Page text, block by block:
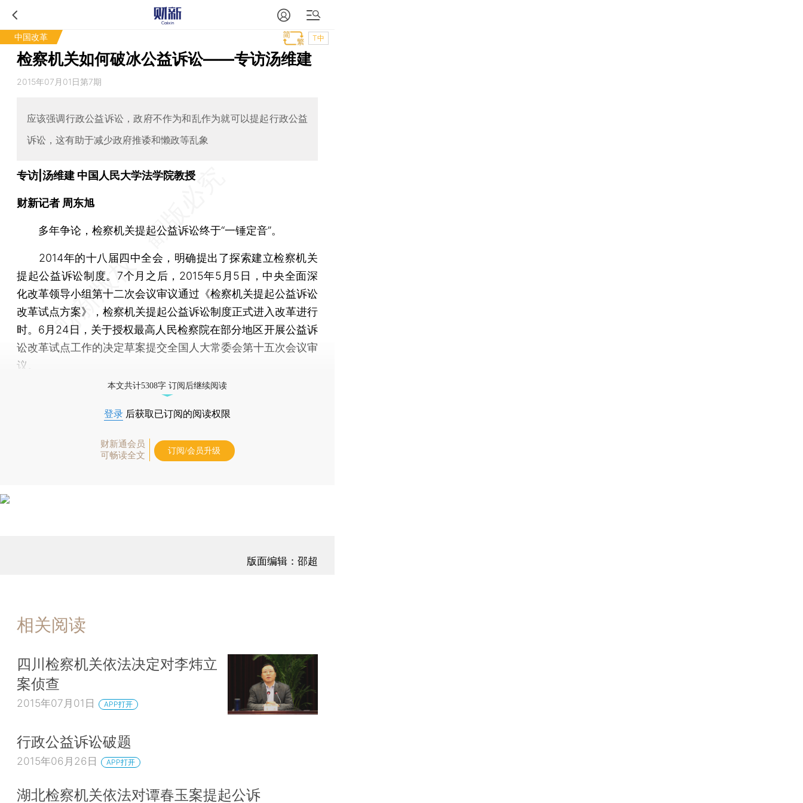
中国改革 T中
检察机关如何破冰公益诉讼——专访汤维建
2015年07月01日第7期
应该强调行政公益诉讼，政府不作为和乱作为就可以提起行政公益
诉讼，这有助于减少政府推诿和懒政等乱象
专访|汤维建 中国人民大学法学院教授
财新记者 周东旭
多年争论，检察机关提起公益诉讼终于“一锤定音”。
2014年的十八届四中全会，明确提出了探索建立检察机关
提起公益诉讼制度。7个月之后，2015年5月5日，中央全面深
化改革领导小组第十二次会议审议通过《检察机关提起公益诉讼
改革试点方案》，检察机关提起公益诉讼制度正式进入改革进行
时。6月24日，关于授权最高人民检察院在部分地区开展公益诉
讼改革试点工作的决定草案提交全国人大常委会第十五次会议审
议。
本文共计5308字 订阅后继续阅读
登录 后获取已订阅的阅读权限
财新通会员
可畅读全文
订阅/会员升级
版面编辑：邵超
相关阅读
四川检察机关依法决定对李炜立
案侦查
2015年07月01日 APP打开
行政公益诉讼破题
2015年06月26日 APP打开
湖北检察机关依法对谭春玉案提起公诉